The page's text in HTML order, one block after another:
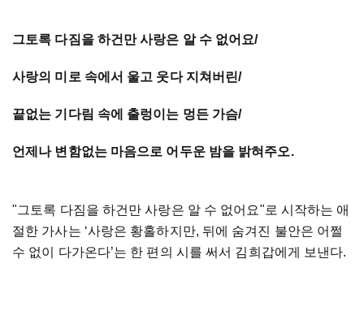
그토록 다짐을 하건만 사랑은 알 수 없어요/
사랑의 미로 속에서 울고 웃다 지쳐버린/
끝없는 기다림 속에 출렁이는 멍든 가슴/
언제나 변함없는 마음으로 어두운 밤을 밝혀주오.
"그토록 다짐을 하건만 사랑은 알 수 없어요" 로 시작하는 애
절한 가사는 ‘사랑은 황홀하지만, 뒤에 숨겨진 불안은 어쩔
수 없이 다가온다’는 한 편의 시를 써서 김희갑에게 보낸다.